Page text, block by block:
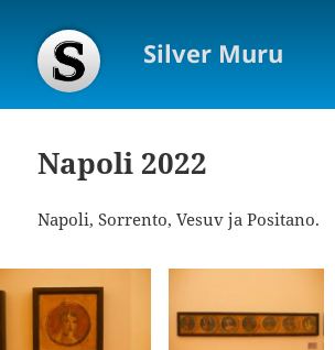
Silver Muru
Napoli 2022
Napoli, Sorrento, Vesuv ja Positano.